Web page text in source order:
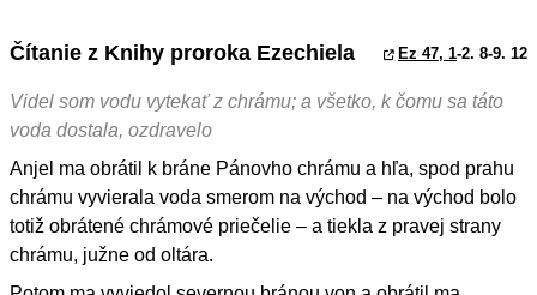
Čítanie z Knihy proroka Ezechiela Ez 47, 1-2. 8-9. 12
Videl som vodu vytekať z chrámu; a všetko, k čomu sa táto
voda dostala, ozdravelo
Anjel ma obrátil k bráne Pánovho chrámu a hľa, spod prahu
chrámu vyvierala voda smerom na východ – na východ bolo
totiž obrátené chrámové priečelie – a tiekla z pravej strany
chrámu, južne od oltára.